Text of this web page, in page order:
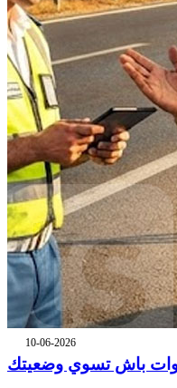
10-06-2026